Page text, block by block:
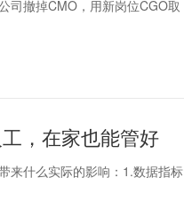
司撤掉CMO，用新岗位CGO取
，在家也能管好
来什么实际的影响：1.数据指标